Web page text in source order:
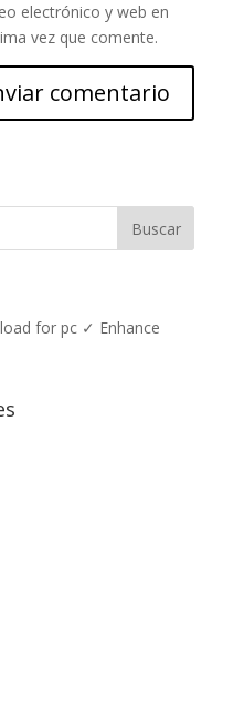
electrónico y web en
vez que comente.
for pc ✓ Enhance